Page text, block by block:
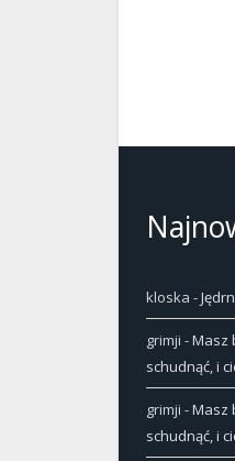
kloska -
grimji -Masz
schudnąć, i
grimji -Masz
schudnąć, i